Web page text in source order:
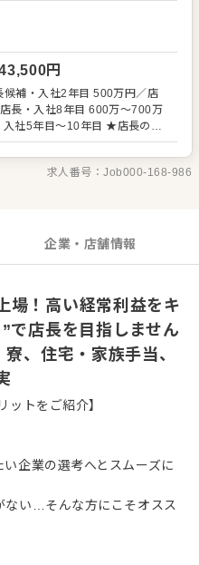
フスタイルが変わっても働きや
ロナ禍、さかのぼれば2001年
チも乗り越え、経験をばねに
で、ぜひあなたの手腕を発揮
します。 入社後まずは提供す
内容を覚えることからスター
担っていただきます。よりよ
なたがこれまで培ってきた経
円
補・入社2年目 500万円／店
長・入社8年目 600万～700万
入社5年目～10年目 ★店長の平
くまれます。超過分は別途支給
。期間中の給与や待遇の変更
求人番号：Job000-168-986
企業・店舗情報
場！高い経常利益をキ
で店長を目指しません
、住宅・家族手当、
ットをご紹介】
企業の選考へとスムーズに
ない…そんな方にこそオスス